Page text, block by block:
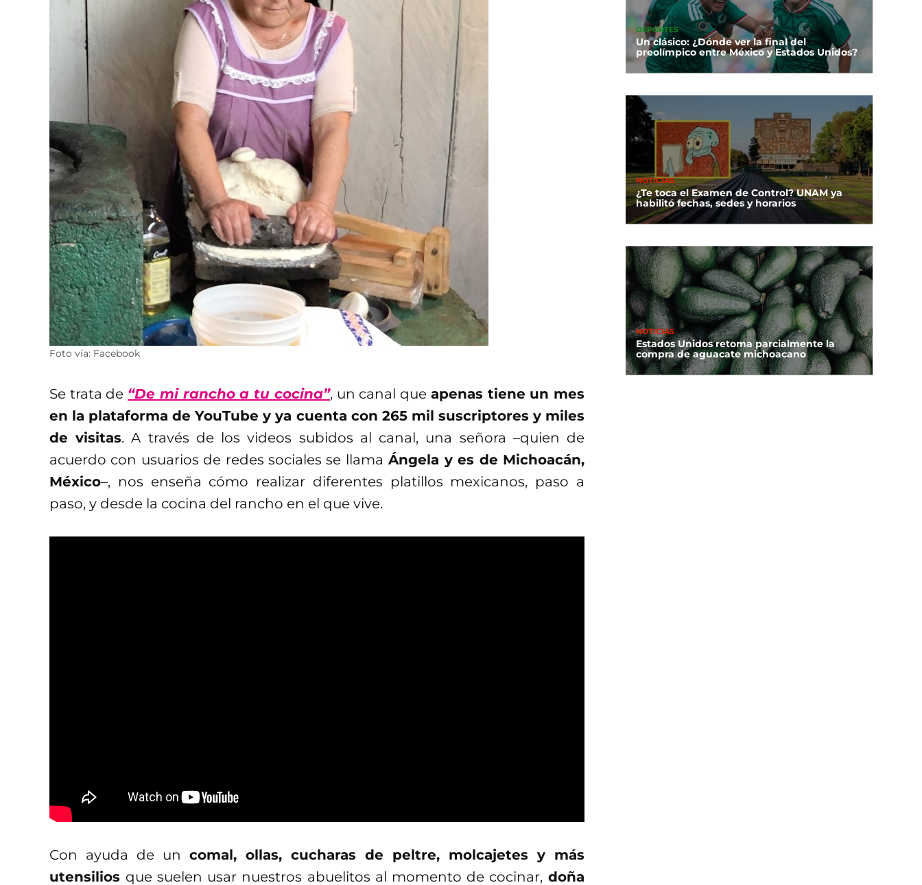
Foto vía: Facebook
Se trata de “De mi rancho a tu cocina”, un canal que apenas tiene un mes
en la plataforma de YouTube y ya cuenta con 265 mil suscriptores y miles
de visitas. A través de los videos subidos al canal, una señora –quien de
acuerdo con usuarios de redes sociales se llama Ángela y es de Michoacán,
México–, nos enseña cómo realizar diferentes platillos mexicanos, paso a
paso, y desde la cocina del rancho en el que vive.
Con ayuda de un comal, ollas, cucharas de peltre, molcajetes y más
utensilios que suelen usar nuestros abuelitos al momento de cocinar, doña
DEPORTES
Un clásico: ¿Dónde ver la final del
preolímpico entre México y Estados Unidos?
NOTICIAS
¿Te toca el Examen de Control? UNAM ya
habilitó fechas, sedes y horarios
NOTICIAS
Estados Unidos retoma parcialmente la
compra de aguacate michoacano